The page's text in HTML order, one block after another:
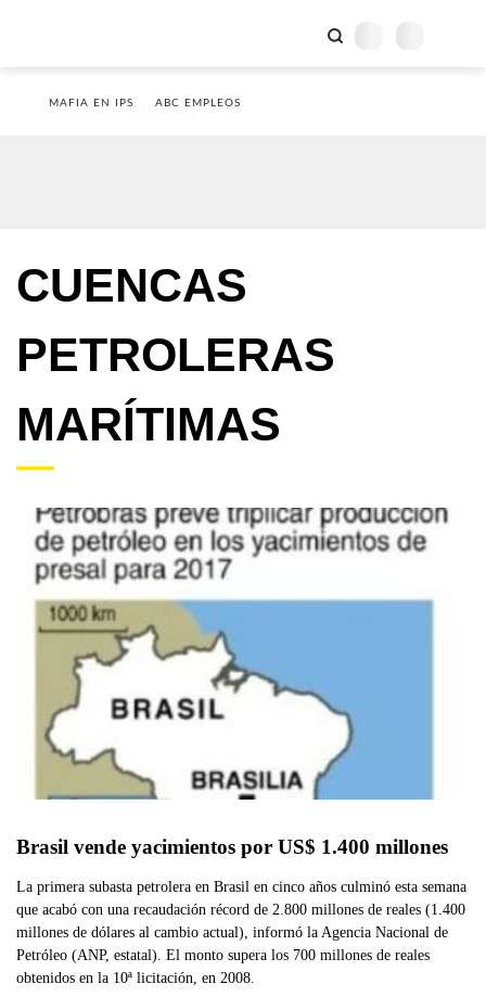
MAFIA EN IPS ABC EMPLEOS
CUENCAS
PETROLERAS
MARÍTIMAS
Brasil vende yacimientos por US$ 1.400 millones
La primera subasta petrolera en Brasil en cinco años culminó esta semana
que acabó con una recaudación récord de 2.800 millones de reales (1.400
millones de dólares al cambio actual), informó la Agencia Nacional de
Petróleo (ANP, estatal). El monto supera los 700 millones de reales
obtenidos en la 10ª licitación, en 2008.